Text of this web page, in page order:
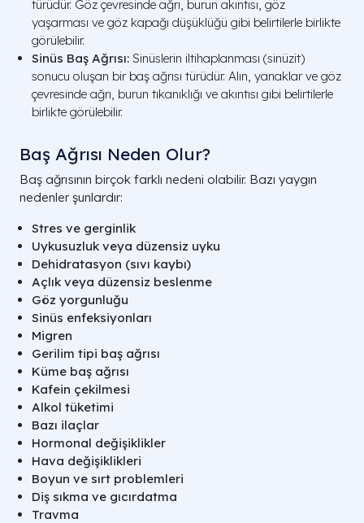
türüdür. Göz çevresinde ağrı, burun akıntısı, göz
yaşarması ve göz kapağı düşüklüğü gibi belirtilerle birlikte
görülebilir.
Sinüs Baş Ağrısı: Sinüslerin iltihaplanması (sinüzit)
sonucu oluşan bir baş ağrısı türüdür. Alın, yanaklar ve göz
çevresinde ağrı, burun tıkanıklığı ve akıntısı gibi belirtilerle
birlikte görülebilir.
Baş Ağrısı Neden Olur?
Baş ağrısının birçok farklı nedeni olabilir. Bazı yaygın
nedenler şunlardır:
Stres ve gerginlik
Uykusuzluk veya düzensiz uyku
Dehidratasyon (sıvı kaybı)
Açlık veya düzensiz beslenme
Göz yorgunluğu
Sinüs enfeksiyonları
Migren
Gerilim tipi baş ağrısı
Küme baş ağrısı
Kafein çekilmesi
Alkol tüketimi
Bazı ilaçlar
Hormonal değişiklikler
Hava değişiklikleri
Boyun ve sırt problemleri
Diş sıkma ve gıcırdatma
Travma